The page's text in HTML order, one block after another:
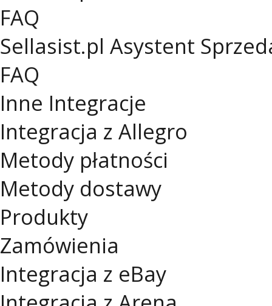
FAQ
Sellasist.pl Asystent
FAQ
Inne Integracje
Integracja z Allegro
Metody płatności
Metody dostawy
Produkty
Zamówienia
Integracja z eBay